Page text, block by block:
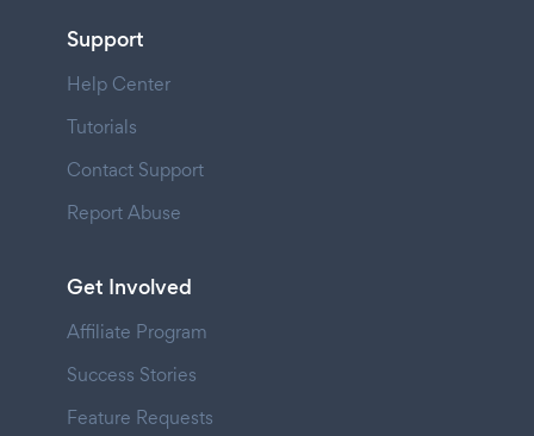
Support
Help Center
Tutorials
Contact Support
Report Abuse
Get Involved
Affiliate Program
Success Stories
Feature Requests